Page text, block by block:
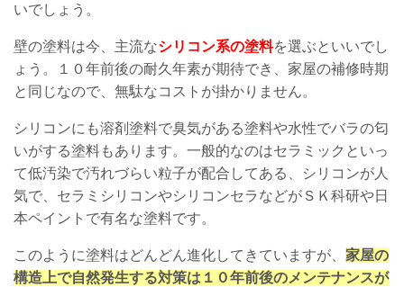
いでしょう。
壁の塗料は今、主流なシリコン系の塗料を選ぶといいでし
ょう。１０年前後の耐久年素が期待でき、家屋の補修時期
と同じなので、無駄なコストが掛かりません。
シリコンにも溶剤塗料で臭気がある塗料や水性でバラの匂
いがする塗料もあります。一般的なのはセラミックといっ
て低汚染で汚れづらい粒子が配合してある、シリコンが人
気で、セラミシリコンやシリコンセラなどがＳＫ科研や日
本ペイントで有名な塗料です。
このように塗料はどんどん進化してきていますが、 家屋の
構造上で自然発生する対策は１０年前後のメンテナンスが